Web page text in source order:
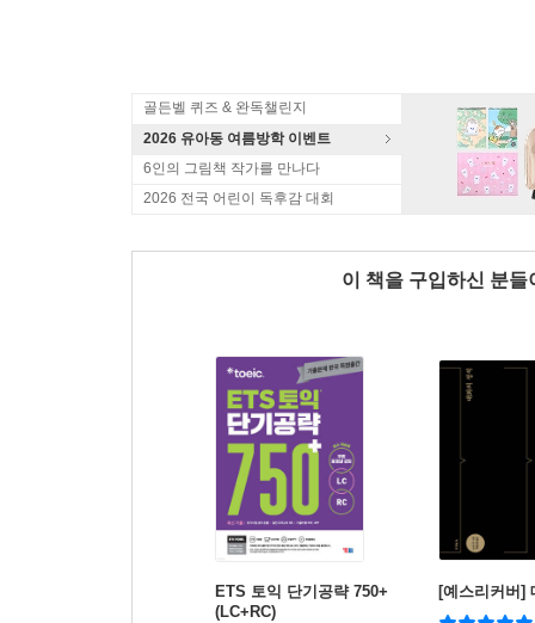
골든벨 퀴즈 & 완독챌린지
2026 유아동 여름방학 이벤트
6인의 그림책 작가를 만나다
2026 전국 어린이 독후감 대회
이 책을 구입하신 분
ETS 토익 단기공략 750+
(LC+RC)
[예스리커버]